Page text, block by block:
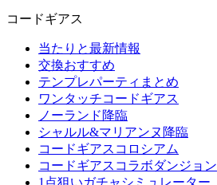
コードギアス
当たりと最新情報
交換おすすめ
テンプレパーティまとめ
ワンタッチコードギアス
ノーランド降臨
シャルル&マリアンヌ降臨
コードギアスコロシアム
コードギアスコラボダンジョン
1点狙いガチャシミュレーター